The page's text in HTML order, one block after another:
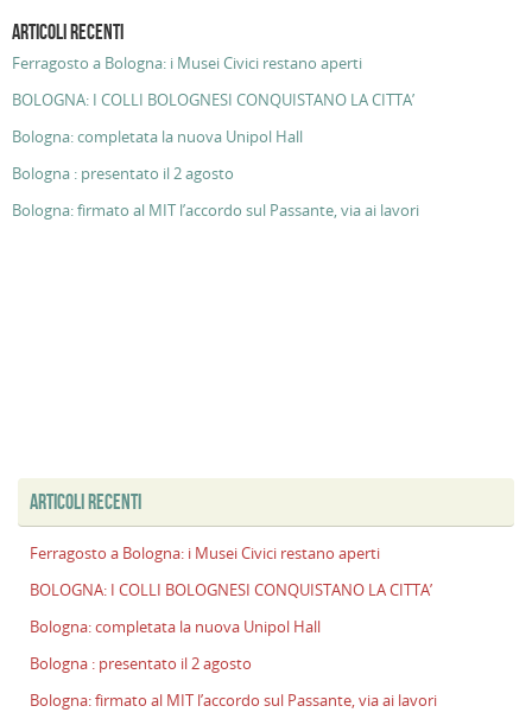
ARTICOLI RECENTI
Ferragosto a Bologna: i Musei Civici restano aperti
BOLOGNA: I COLLI BOLOGNESI CONQUISTANO LA CITTA’
Bologna: completata la nuova Unipol Hall
Bologna : presentato il 2 agosto
Bologna: firmato al MIT l’accordo sul Passante, via ai lavori
ARTICOLI RECENTI
Ferragosto a Bologna: i Musei Civici restano aperti
BOLOGNA: I COLLI BOLOGNESI CONQUISTANO LA CITTA’
Bologna: completata la nuova Unipol Hall
Bologna : presentato il 2 agosto
Bologna: firmato al MIT l’accordo sul Passante, via ai lavori